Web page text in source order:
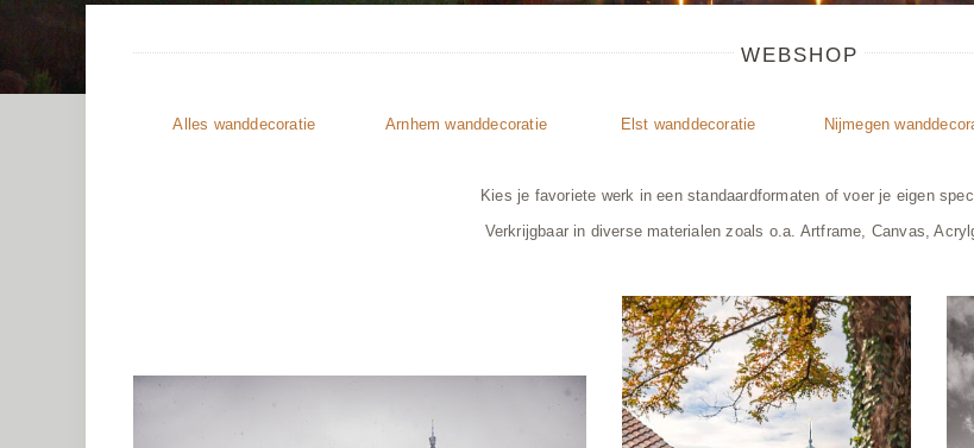
WEBSHOP
Alles wanddecoratie Arnhem wanddecoratie Elst wanddecoratie Nijmegen
Kies je favoriete werk in een standaardformaten of voer je eigen
Verkrijgbaar in diverse materialen zoals o.a. Artframe, Canvas,